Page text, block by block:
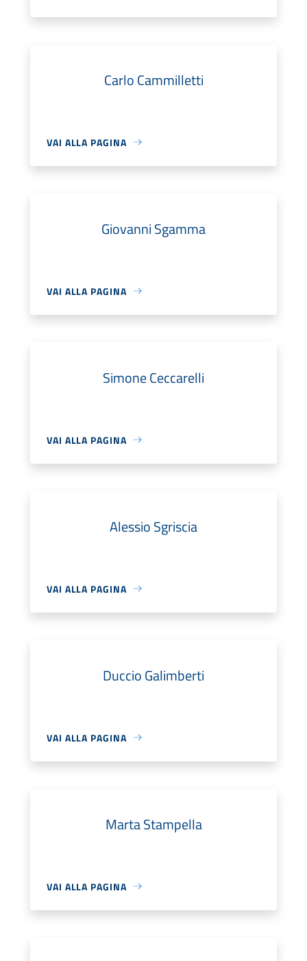
Carlo Cammilletti
VAI ALLA PAGINA
Giovanni Sgamma
VAI ALLA PAGINA
Simone Ceccarelli
VAI ALLA PAGINA
Alessio Sgriscia
VAI ALLA PAGINA
Duccio Galimberti
VAI ALLA PAGINA
Marta Stampella
VAI ALLA PAGINA